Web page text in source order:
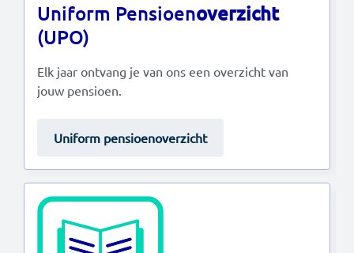
Uniform Pensioenoverzicht
(UPO)
Elk jaar ontvang je van ons een overzicht van
jouw pensioen.
Uniform pensioenoverzicht